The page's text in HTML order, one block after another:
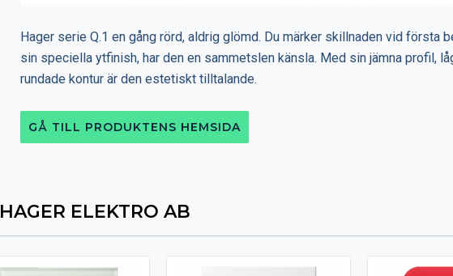
Hager serie Q.1 en gång rörd, aldrig glömd. Du märker skillnaden vid första
sin speciella ytfinish, har den en sammetslen känsla. Med sin jämna profil,
rundade kontur är den estetiskt tilltalande.
GÅ TILL PRODUKTENS HEMSIDA
HAGER ELEKTRO AB